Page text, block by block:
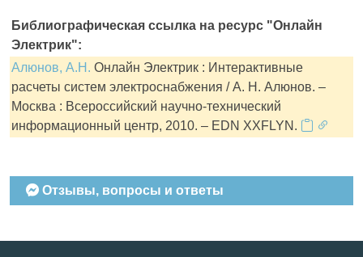
Библиографическая ссылка на ресурс "Онлайн
Электрик":
Алюнов, А.Н. Онлайн Электрик : Интерактивные
расчеты систем электроснабжения / А. Н. Алюнов. –
Москва : Всероссийский научно-технический
информационный центр, 2010. – EDN XXFLYN.
Отзывы, вопросы и ответы